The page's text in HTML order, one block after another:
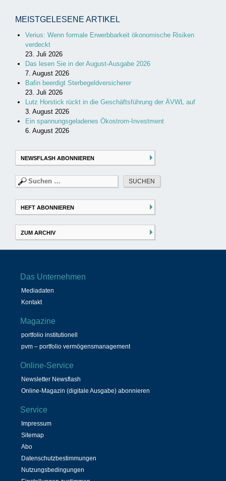
MEISTGELESENE ARTIKEL
Verius: Wenn formale Erwerbbarkeit ökonomische Risiken
verdeckt
23. Juli 2026
Das lesen Sie in der August-Ausgabe 2026
7. August 2026
Bafin beerdigt Sterbegeldversicherer
23. Juli 2026
Lutz Horstick rückt in die Geschäftsführung der ÄVWL auf
3. August 2026
Ein spannungsgeladenes Ökostrom-Investment
6. August 2026
NEWSFLASH ABONNIEREN
Suchen
nach:
HEFT ABONNIEREN
ZUM ARCHIV
Das Unternehmen
Mediadaten
Kontakt
Magazine
portfolio institutionell
pvm – portfolio vermögensmanagement
Online-Service
Newsletter Newsflash
Online-Magazin (digitale Ausgabe) abonnieren
Service
Impressum
Sitemap
Abo
Datenschutzbestimmungen
Nutzungsbedingungen